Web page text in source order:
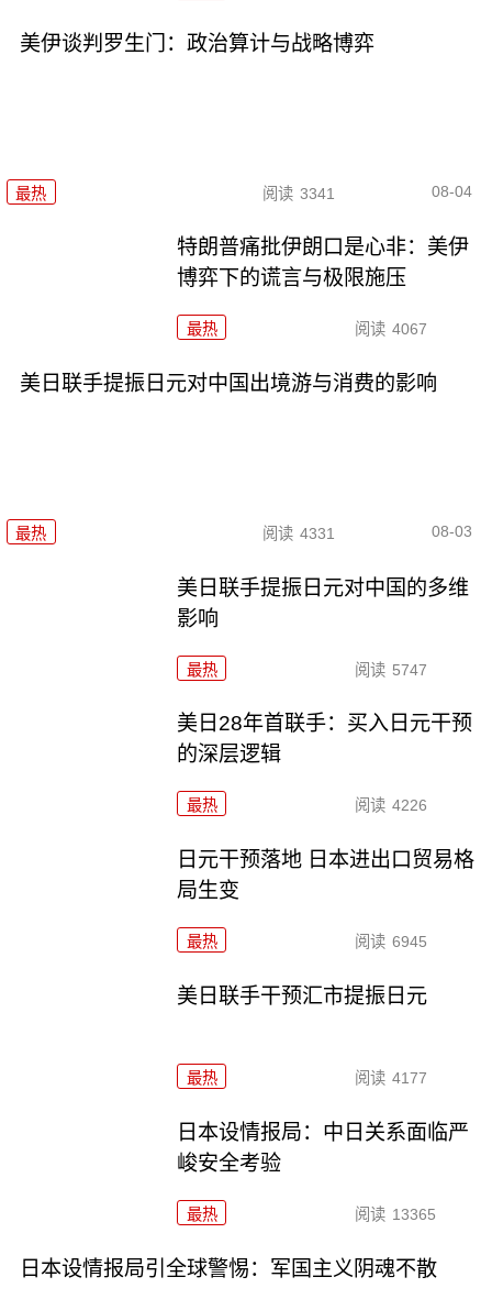
美伊谈判罗生门：政治算计与战略博弈
最热 阅读 3341 08-04
特朗普痛批伊朗口是心非：美伊
博弈下的谎言与极限施压
最热 阅读 4067
美日联手提振日元对中国出境游与消费的影响
最热 阅读 4331 08-03
美日联手提振日元对中国的多维
影响
最热 阅读 5747
美日28年首联手：买入日元干预
的深层逻辑
最热 阅读 4226
日元干预落地 日本进出口贸易格
局生变
最热 阅读 6945
美日联手干预汇市提振日元
最热 阅读 4177
日本设情报局：中日关系面临严
峻安全考验
最热 阅读 13365
日本设情报局引全球警惕：军国主义阴魂不散